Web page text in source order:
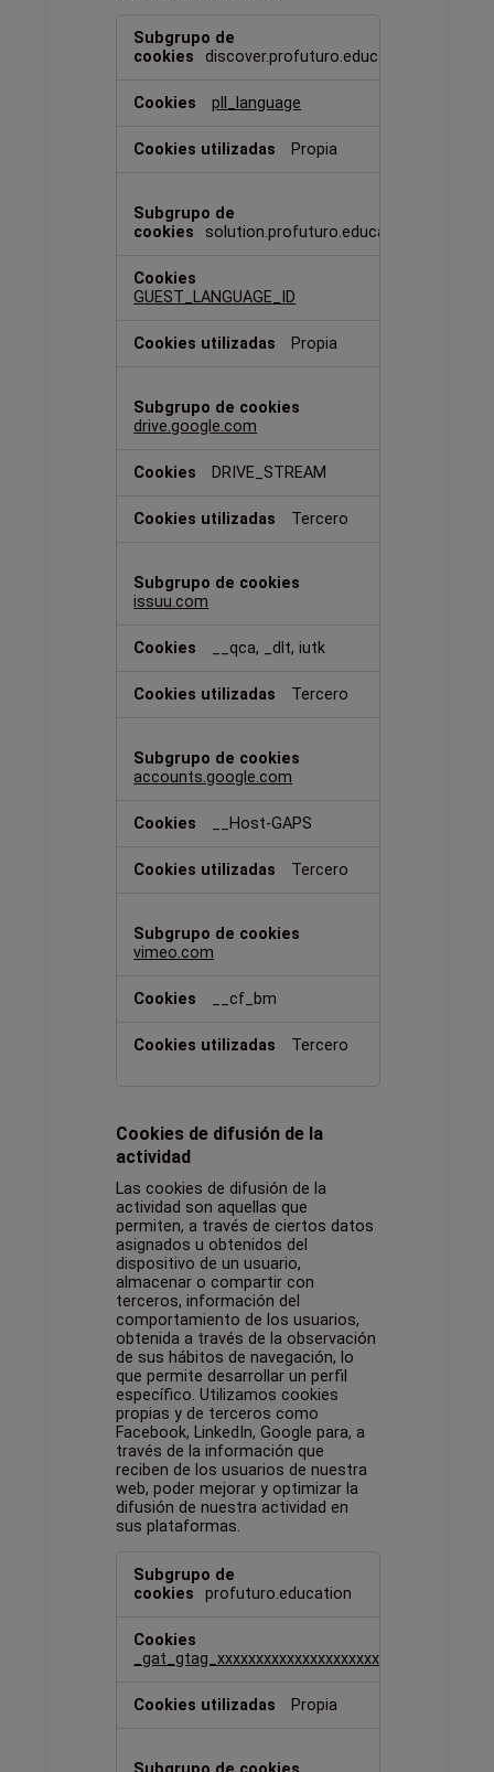
de
personalizacióndiscover.profuturo.education
pll_language
Propia
solution.profuturo.education
GUEST_LANGUAGE_ID
Propia
drive.google.com
DRIVE_STREAM
Tercero
issuu.com
__qca, _dlt, iutk
Tercero
accounts.google.com
__Host-GAPS
Tercero
vimeo.com
__cf_bm
Tercero
Cookies de difusión de la
actividad
Las cookies de difusión de la
actividad son aquellas que
permiten, a través de ciertos datos
asignados u obtenidos del
dispositivo de un usuario,
almacenar o compartir con
terceros, información del
comportamiento de los usuarios,
obtenida a través de la observación
de sus hábitos de navegación, lo
que permite desarrollar un perfil
específico. Utilizamos cookies
propias y de terceros como
Facebook, LinkedIn, Google para, a
través de la información que
reciben de los usuarios de nuestra
web, poder mejorar y optimizar la
difusión de nuestra actividad en
sus plataformas.
de
difusión
actividad
profuturo.education
_gat_gtag_xxxxxxxxxxxxxxxxxxxxxxxxxxx
Propia